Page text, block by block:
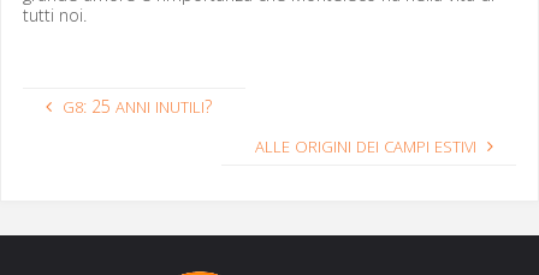
tut­ti noi.
G8: 25 ANNI INUTILI?
ALLE ORIGINI DEI CAMPI ESTIVI